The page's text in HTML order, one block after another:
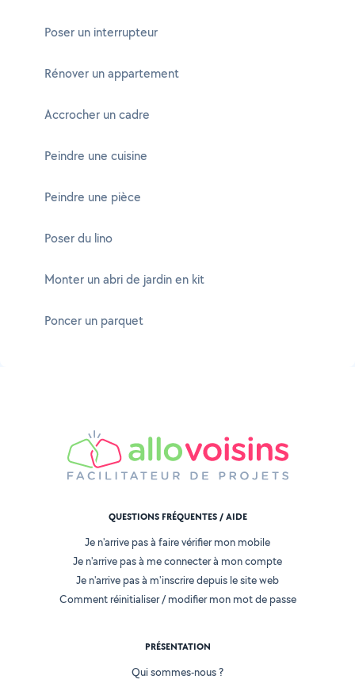
Poser un interrupteur
Rénover un appartement
Accrocher un cadre
Peindre une cuisine
Peindre une pièce
Poser du lino
Monter un abri de jardin en kit
Poncer un parquet
QUESTIONS FRÉQUENTES / AIDE
Je n'arrive pas à faire vérifier mon mobile
Je n'arrive pas à me connecter à mon compte
Je n'arrive pas à m'inscrire depuis le site web
Comment réinitialiser / modifier mon mot de passe
PRÉSENTATION
Qui sommes-nous ?